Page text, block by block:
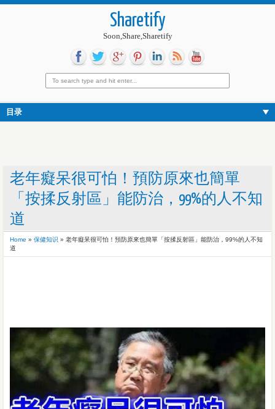
Sharetify
Soon,Share,Sharetify
目录
老年癡呆很可怕！預防原來也簡單
「按揉反射區」能防治，99%的人不知
道
Home » 保健知识 » 老年癡呆很可怕！預防原來也簡單「按揉反射區」能防治，99%的人不知
道